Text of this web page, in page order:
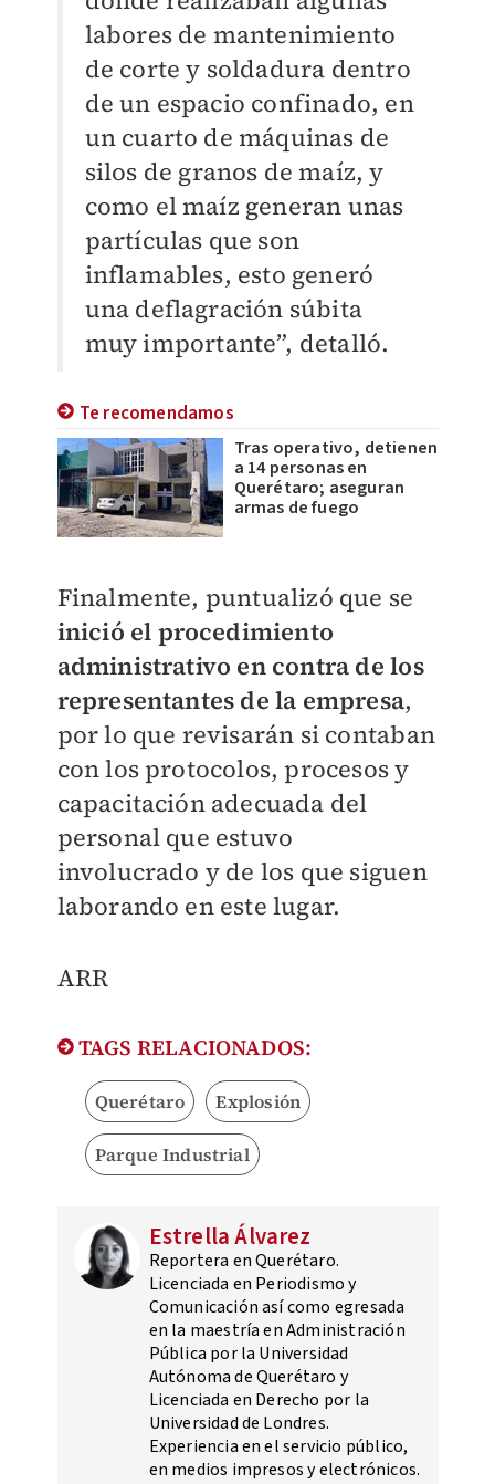
labores de mantenimiento
de corte y soldadura dentro
de un espacio confinado, en
un cuarto de máquinas de
silos de granos de maíz, y
como el maíz generan unas
partículas que son
inflamables, esto generó
una deflagración súbita
muy importante”, detalló.
Te recomendamos
Tras operativo, detienen
a 14 personas en
Querétaro; aseguran
armas de fuego
Finalmente, puntualizó que se
inició el procedimiento
administrativo en contra de los
representantes de la empresa,
por lo que revisarán si contaban
con los protocolos, procesos y
capacitación adecuada del
personal que estuvo
involucrado y de los que siguen
laborando en este lugar.
ARR
TAGS RELACIONADOS:
Querétaro Explosión
Parque Industrial
Estrella Álvarez
Reportera en Querétaro.
Licenciada en Periodismo y
Comunicación así como egresada
en la maestría en Administración
Pública por la Universidad
Autónoma de Querétaro y
Licenciada en Derecho por la
Universidad de Londres.
Experiencia en el servicio público,
en medios impresos y electrónicos.